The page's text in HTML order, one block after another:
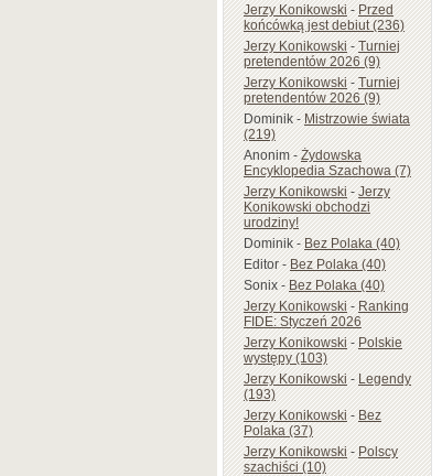
Jerzy Konikowski-Przed
końcówką jest debiut (236)
Jerzy Konikowski-Turniej
pretendentów 2026 (9)
Jerzy Konikowski-Turniej
pretendentów 2026 (9)
Dominik-Mistrzowie świata
(219)
Anonim-Żydowska
Encyklopedia Szachowa (7)
Jerzy Konikowski-Jerzy
Konikowski obchodzi
urodziny!
Dominik-Bez Polaka (40)
Editor-Bez Polaka (40)
Sonix-Bez Polaka (40)
Jerzy Konikowski-Ranking
FIDE: Styczeń 2026
Jerzy Konikowski-Polskie
występy (103)
Jerzy Konikowski-Legendy
(193)
Jerzy Konikowski-Bez
Polaka (37)
Jerzy Konikowski-Polscy
szachiści (10)